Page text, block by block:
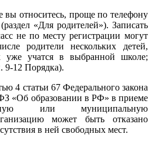
вы относитесь, проще по телефону
«Для родителей»). Записать
не по месту регистрации могут
родители нескольких детей,
уже учатся в выбранной школе;
9-12 Порядка).
4 статьи 67 Федерального закона
«Об образовании в РФ» в приеме
или муниципальную
может быть отказано
в ней свободных мест.